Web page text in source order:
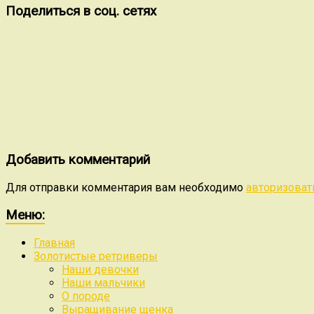
Поделиться в соц. сетях
Добавить комментарий
Для отправки комментария вам необходимо
Меню:
Главная
Золотистые ретриверы
Наши девочки
Наши мальчики
О породе
Выращивание щенка